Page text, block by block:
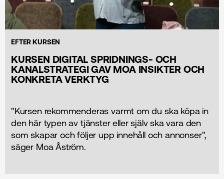
EFTER KURSEN
KURSEN DIGITAL SPRIDNINGS- OCH
KANALSTRATEGI GAV MOA INSIKTER OCH
KONKRETA VERKTYG
"Kursen rekommenderas varmt om du ska köpa in
den här typen av tjänster eller själv ska vara den
som skapar och följer upp innehåll och annonser",
säger Moa Åström.